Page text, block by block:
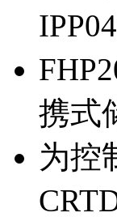
携式
为控